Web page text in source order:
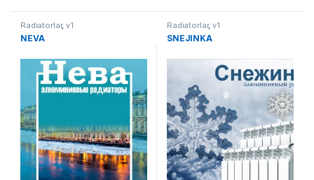
Radiatorlar,v1
NEVA
Radiatorlar,v1
SNEJINKA